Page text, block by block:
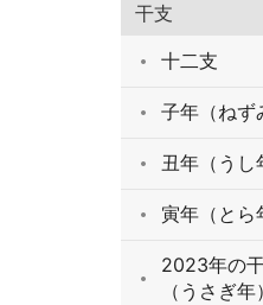
チベット
干支
十二支
子年（ねず
丑年（うし
寅年（とら
2023年の
（うさぎ年）